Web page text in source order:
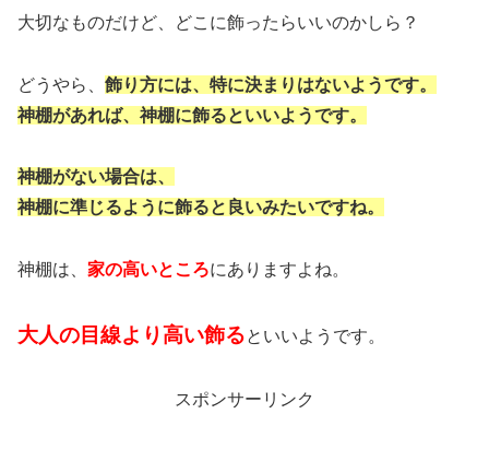
大切なものだけど、どこに飾ったらいいのかしら？
どうやら、 飾り方には、特に決まりはないようです。
神棚があれば、神棚に飾るといいようです。
神棚がない場合は、
神棚に準じるように飾ると良いみたいですね。
神棚は、 家の高いところにありますよね。
大人の目線より高い飾るといいようです。
スポンサーリンク